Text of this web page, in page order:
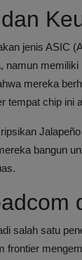
jenis ASIC
namun
mereka
tempat chip ini
bangun
salah satu
frontier